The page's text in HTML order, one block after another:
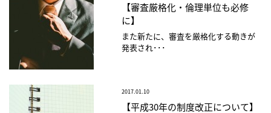
【審査厳格化・倫理単位も必修
に】
また新たに、審査を厳格化する動きが
発表され･･･
2017.01.10
【平成30年の制度改正について】